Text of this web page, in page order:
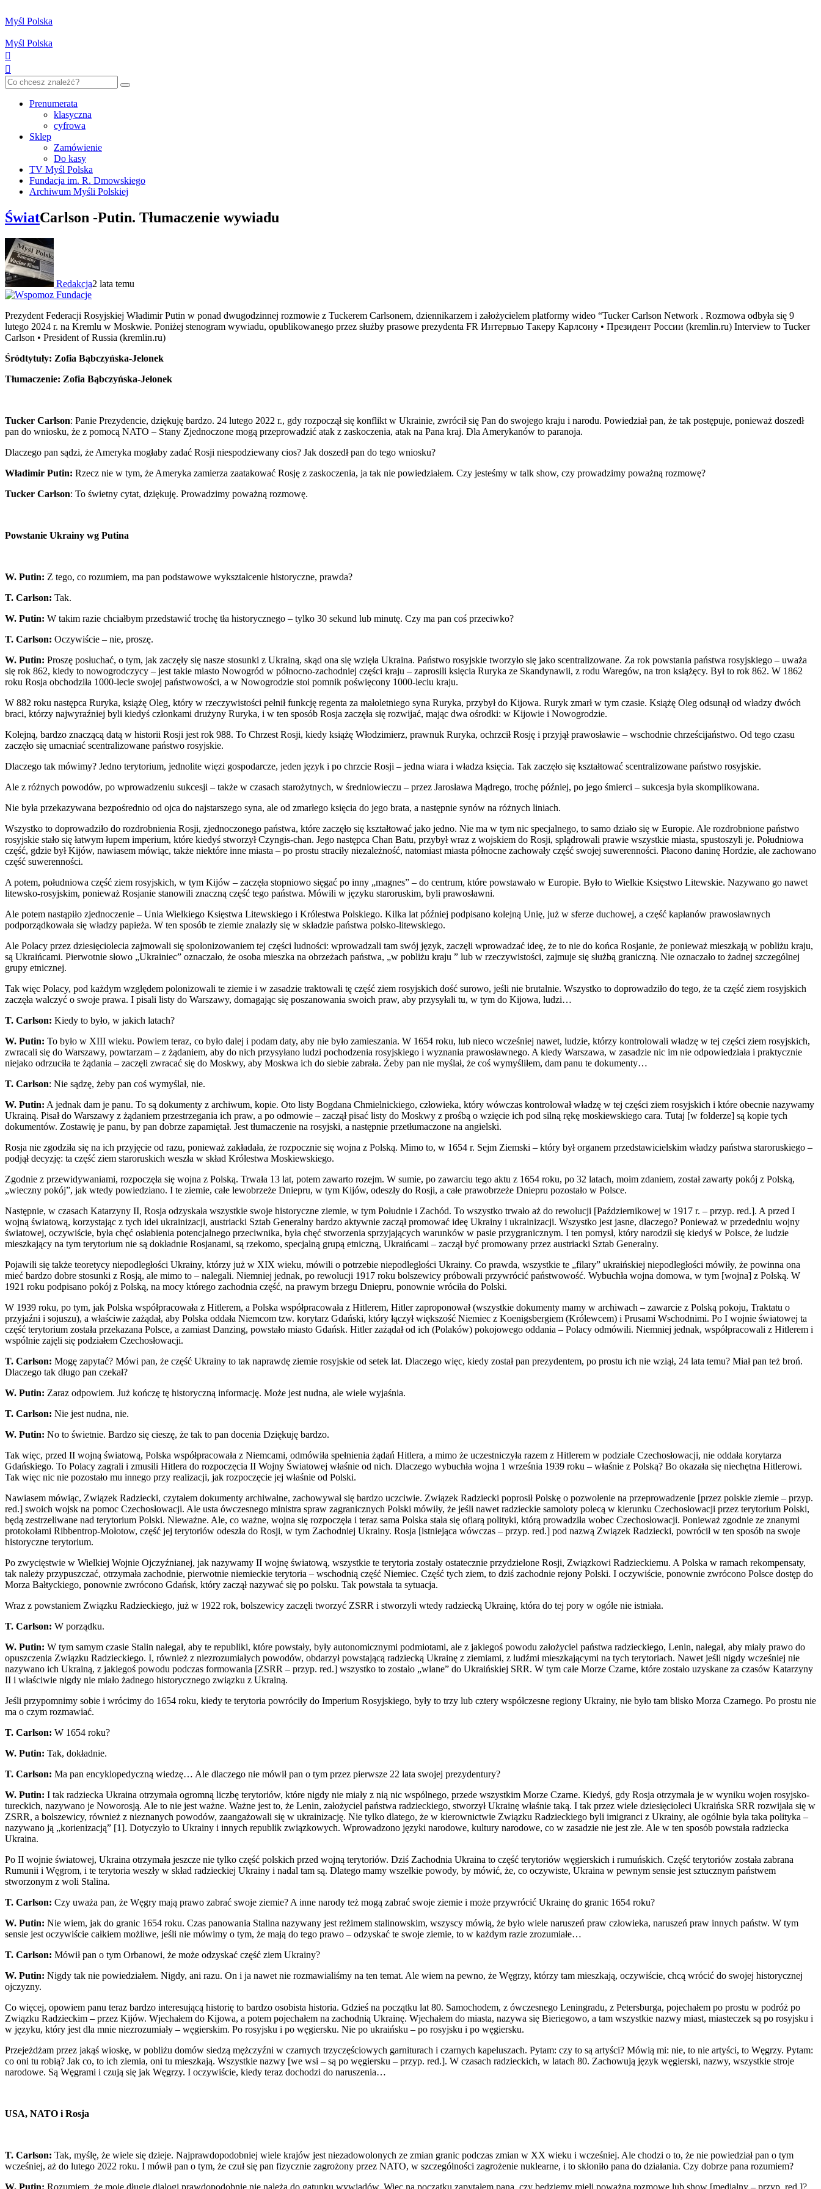
Myśl Polska
Myśl Polska
Prenumerata
klasyczna
cyfrowa
Sklep
Zamówienie
Do kasy
TV Myśl Polska
Fundacja im. R. Dmowskiego
Archiwum Myśli Polskiej
ŚwiatCarlson -Putin. Tłumaczenie wywiadu
Redakcja2 lata temu
Prezydent Federacji Rosyjskiej Władimir Putin w ponad dwugodzinnej rozmowie z Tuckerem Carlsonem, dziennikarzem i założycielem platformy wideo “Tucker Carlson Network . Rozmowa odbyła się 9
lutego 2024 r. na Kremlu w Moskwie. Poniżej stenogram wywiadu, opublikowanego przez służby prasowe prezydenta FR Интервью Такеру Карлсону • Президент России (kremlin.ru) Interview to Tucker
Carlson • President of Russia (kremlin.ru)
Śródtytuły: Zofia Bąbczyńska-Jelonek
Tłumaczenie: Zofia Bąbczyńska-Jelonek
Tucker Carlson: Panie Prezydencie, dziękuję bardzo. 24 lutego 2022 r., gdy rozpoczął się konflikt w Ukrainie, zwrócił się Pan do swojego kraju i narodu. Powiedział pan, że tak postępuje, ponieważ doszedł
pan do wniosku, że z pomocą NATO – Stany Zjednoczone mogą przeprowadzić atak z zaskoczenia, atak na Pana kraj. Dla Amerykanów to paranoja.
Dlaczego pan sądzi, że Ameryka mogłaby zadać Rosji niespodziewany cios? Jak doszedł pan do tego wniosku?
Władimir Putin: Rzecz nie w tym, że Ameryka zamierza zaatakować Rosję z zaskoczenia, ja tak nie powiedziałem. Czy jesteśmy w talk show, czy prowadzimy poważną rozmowę?
Tucker Carlson: To świetny cytat, dziękuję. Prowadzimy poważną rozmowę.
Powstanie Ukrainy wg Putina
W. Putin: Z tego, co rozumiem, ma pan podstawowe wykształcenie historyczne, prawda?
T. Carlson: Tak.
W. Putin: W takim razie chciałbym przedstawić trochę tła historycznego – tylko 30 sekund lub minutę. Czy ma pan coś przeciwko?
T. Carlson: Oczywiście – nie, proszę.
W. Putin: Proszę posłuchać, o tym, jak zaczęły się nasze stosunki z Ukrainą, skąd ona się wzięła Ukraina. Państwo rosyjskie tworzyło się jako scentralizowane. Za rok powstania państwa rosyjskiego – uważa
się rok 862, kiedy to nowogrodczycy – jest takie miasto Nowogród w północno-zachodniej części kraju – zaprosili księcia Ruryka ze Skandynawii, z rodu Waregów, na tron książęcy. Był to rok 862. W 1862
roku Rosja obchodziła 1000-lecie swojej państwowości, a w Nowogrodzie stoi pomnik poświęcony 1000-leciu kraju.
W 882 roku następca Ruryka, książę Oleg, który w rzeczywistości pełnił funkcję regenta za małoletniego syna Ruryka, przybył do Kijowa. Ruryk zmarł w tym czasie. Książę Oleg odsunął od władzy dwóch
braci, którzy najwyraźniej byli kiedyś członkami drużyny Ruryka, i w ten sposób Rosja zaczęła się rozwijać, mając dwa ośrodki: w Kijowie i Nowogrodzie.
Kolejną, bardzo znaczącą datą w historii Rosji jest rok 988. To Chrzest Rosji, kiedy książę Włodzimierz, prawnuk Ruryka, ochrzcił Rosję i przyjął prawosławie – wschodnie chrześcijaństwo. Od tego czasu
zaczęło się umacniać scentralizowane państwo rosyjskie.
Dlaczego tak mówimy? Jedno terytorium, jednolite więzi gospodarcze, jeden język i po chrzcie Rosji – jedna wiara i władza księcia. Tak zaczęło się kształtować scentralizowane państwo rosyjskie.
Ale z różnych powodów, po wprowadzeniu sukcesji – także w czasach starożytnych, w średniowieczu – przez Jarosława Mądrego, trochę później, po jego śmierci – sukcesja była skomplikowana.
Nie była przekazywana bezpośrednio od ojca do najstarszego syna, ale od zmarłego księcia do jego brata, a następnie synów na różnych liniach.
Wszystko to doprowadziło do rozdrobnienia Rosji, zjednoczonego państwa, które zaczęło się kształtować jako jedno. Nie ma w tym nic specjalnego, to samo działo się w Europie. Ale rozdrobnione państwo
rosyjskie stało się łatwym łupem imperium, które kiedyś stworzył Czyngis-chan. Jego następca Chan Batu, przybył wraz z wojskiem do Rosji, splądrowali prawie wszystkie miasta, spustoszyli je. Południowa
część, gdzie był Kijów, nawiasem mówiąc, także niektóre inne miasta – po prostu straciły niezależność, natomiast miasta północne zachowały część swojej suwerenności. Płacono daninę Hordzie, ale zachowano
część suwerenności.
A potem, południowa część ziem rosyjskich, w tym Kijów – zaczęła stopniowo sięgać po inny „magnes” – do centrum, które powstawało w Europie. Było to Wielkie Księstwo Litewskie. Nazywano go nawet
litewsko-rosyjskim, ponieważ Rosjanie stanowili znaczną część tego państwa. Mówili w języku staroruskim, byli prawosławni.
Ale potem nastąpiło zjednoczenie – Unia Wielkiego Księstwa Litewskiego i Królestwa Polskiego. Kilka lat później podpisano kolejną Unię, już w sferze duchowej, a część kapłanów prawosławnych
podporządkowała się władzy papieża. W ten sposób te ziemie znalazły się w składzie państwa polsko-litewskiego.
Ale Polacy przez dziesięciolecia zajmowali się spolonizowaniem tej części ludności: wprowadzali tam swój język, zaczęli wprowadzać ideę, że to nie do końca Rosjanie, że ponieważ mieszkają w pobliżu kraju,
są Ukraińcami. Pierwotnie słowo „Ukrainiec” oznaczało, że osoba mieszka na obrzeżach państwa, „w pobliżu kraju ” lub w rzeczywistości, zajmuje się służbą graniczną. Nie oznaczało to żadnej szczególnej
grupy etnicznej.
Tak więc Polacy, pod każdym względem polonizowali te ziemie i w zasadzie traktowali tę część ziem rosyjskich dość surowo, jeśli nie brutalnie. Wszystko to doprowadziło do tego, że ta część ziem rosyjskich
zaczęła walczyć o swoje prawa. I pisali listy do Warszawy, domagając się poszanowania swoich praw, aby przysyłali tu, w tym do Kijowa, ludzi…
T. Carlson: Kiedy to było, w jakich latach?
W. Putin: To było w XIII wieku. Powiem teraz, co było dalej i podam daty, aby nie było zamieszania. W 1654 roku, lub nieco wcześniej nawet, ludzie, którzy kontrolowali władzę w tej części ziem rosyjskich,
zwracali się do Warszawy, powtarzam – z żądaniem, aby do nich przysyłano ludzi pochodzenia rosyjskiego i wyznania prawosławnego. A kiedy Warszawa, w zasadzie nic im nie odpowiedziała i praktycznie
niejako odrzuciła te żądania – zaczęli zwracać się do Moskwy, aby Moskwa ich do siebie zabrała. Żeby pan nie myślał, że coś wymyśliłem, dam panu te dokumenty…
T. Carlson: Nie sądzę, żeby pan coś wymyślał, nie.
W. Putin: A jednak dam je panu. To są dokumenty z archiwum, kopie. Oto listy Bogdana Chmielnickiego, człowieka, który wówczas kontrolował władzę w tej części ziem rosyjskich i które obecnie nazywamy
Ukrainą. Pisał do Warszawy z żądaniem przestrzegania ich praw, a po odmowie – zaczął pisać listy do Moskwy z prośbą o wzięcie ich pod silną rękę moskiewskiego cara. Tutaj [w folderze] są kopie tych
dokumentów. Zostawię je panu, by pan dobrze zapamiętał. Jest tłumaczenie na rosyjski, a następnie przetłumaczone na angielski.
Rosja nie zgodziła się na ich przyjęcie od razu, ponieważ zakładała, że rozpocznie się wojna z Polską. Mimo to, w 1654 r. Sejm Ziemski – który był organem przedstawicielskim władzy państwa staroruskiego –
podjął decyzję: ta część ziem staroruskich weszła w skład Królestwa Moskiewskiego.
Zgodnie z przewidywaniami, rozpoczęła się wojna z Polską. Trwała 13 lat, potem zawarto rozejm. W sumie, po zawarciu tego aktu z 1654 roku, po 32 latach, moim zdaniem, został zawarty pokój z Polską,
„wieczny pokój”, jak wtedy powiedziano. I te ziemie, całe lewobrzeże Dniepru, w tym Kijów, odeszły do Rosji, a całe prawobrzeże Dniepru pozostało w Polsce.
Następnie, w czasach Katarzyny II, Rosja odzyskała wszystkie swoje historyczne ziemie, w tym Południe i Zachód. To wszystko trwało aż do rewolucji [Październikowej w 1917 r. – przyp. red.]. A przed I
wojną światową, korzystając z tych idei ukrainizacji, austriacki Sztab Generalny bardzo aktywnie zaczął promować ideę Ukrainy i ukrainizacji. Wszystko jest jasne, dlaczego? Ponieważ w przededniu wojny
światowej, oczywiście, była chęć osłabienia potencjalnego przeciwnika, była chęć stworzenia sprzyjających warunków w pasie przygranicznym. I ten pomysł, który narodził się kiedyś w Polsce, że ludzie
mieszkający na tym terytorium nie są dokładnie Rosjanami, są rzekomo, specjalną grupą etniczną, Ukraińcami – zaczął być promowany przez austriacki Sztab Generalny.
Pojawili się także teoretycy niepodległości Ukrainy, którzy już w XIX wieku, mówili o potrzebie niepodległości Ukrainy. Co prawda, wszystkie te „filary” ukraińskiej niepodległości mówiły, że powinna ona
mieć bardzo dobre stosunki z Rosją, ale mimo to – nalegali. Niemniej jednak, po rewolucji 1917 roku bolszewicy próbowali przywrócić państwowość. Wybuchła wojna domowa, w tym [wojna] z Polską. W
1921 roku podpisano pokój z Polską, na mocy którego zachodnia część, na prawym brzegu Dniepru, ponownie wróciła do Polski.
W 1939 roku, po tym, jak Polska współpracowała z Hitlerem, a Polska współpracowała z Hitlerem, Hitler zaproponował (wszystkie dokumenty mamy w archiwach – zawarcie z Polską pokoju, Traktatu o
przyjaźni i sojuszu), a właściwie zażądał, aby Polska oddała Niemcom tzw. korytarz Gdański, który łączył większość Niemiec z Koenigsbergiem (Królewcem) i Prusami Wschodnimi. Po I wojnie światowej ta
część terytorium została przekazana Polsce, a zamiast Danzing, powstało miasto Gdańsk. Hitler zażądał od ich (Polaków) pokojowego oddania – Polacy odmówili. Niemniej jednak, współpracowali z Hitlerem i
wspólnie zajęli się podziałem Czechosłowacji.
T. Carlson: Mogę zapytać? Mówi pan, że część Ukrainy to tak naprawdę ziemie rosyjskie od setek lat. Dlaczego więc, kiedy został pan prezydentem, po prostu ich nie wziął, 24 lata temu? Miał pan też broń.
Dlaczego tak długo pan czekał?
W. Putin: Zaraz odpowiem. Już kończę tę historyczną informację. Może jest nudna, ale wiele wyjaśnia.
T. Carlson: Nie jest nudna, nie.
W. Putin: No to świetnie. Bardzo się cieszę, że tak to pan docenia Dziękuję bardzo.
Tak więc, przed II wojną światową, Polska współpracowała z Niemcami, odmówiła spełnienia żądań Hitlera, a mimo że uczestniczyła razem z Hitlerem w podziale Czechosłowacji, nie oddała korytarza
Gdańskiego. To Polacy zagrali i zmusili Hitlera do rozpoczęcia II Wojny Światowej właśnie od nich. Dlaczego wybuchła wojna 1 września 1939 roku – właśnie z Polską? Bo okazała się niechętna Hitlerowi.
Tak więc nic nie pozostało mu innego przy realizacji, jak rozpoczęcie jej właśnie od Polski.
Nawiasem mówiąc, Związek Radziecki, czytałem dokumenty archiwalne, zachowywał się bardzo uczciwie. Związek Radziecki poprosił Polskę o pozwolenie na przeprowadzenie [przez polskie ziemie – przyp.
red.] swoich wojsk na pomoc Czechosłowacji. Ale usta ówczesnego ministra spraw zagranicznych Polski mówiły, że jeśli nawet radzieckie samoloty polecą w kierunku Czechosłowacji przez terytorium Polski,
będą zestrzeliwane nad terytorium Polski. Nieważne. Ale, co ważne, wojna się rozpoczęła i teraz sama Polska stała się ofiarą polityki, którą prowadziła wobec Czechosłowacji. Ponieważ zgodnie ze znanymi
protokołami Ribbentrop-Mołotow, część jej terytoriów odeszła do Rosji, w tym Zachodniej Ukrainy. Rosja [istniejąca wówczas – przyp. red.] pod nazwą Związek Radziecki, powrócił w ten sposób na swoje
historyczne terytorium.
Po zwycięstwie w Wielkiej Wojnie Ojczyźnianej, jak nazywamy II wojnę światową, wszystkie te terytoria zostały ostatecznie przydzielone Rosji, Związkowi Radzieckiemu. A Polska w ramach rekompensaty,
tak należy przypuszczać, otrzymała zachodnie, pierwotnie niemieckie terytoria – wschodnią część Niemiec. Część tych ziem, to dziś zachodnie rejony Polski. I oczywiście, ponownie zwrócono Polsce dostęp do
Morza Bałtyckiego, ponownie zwrócono Gdańsk, który zaczął nazywać się po polsku. Tak powstała ta sytuacja.
Wraz z powstaniem Związku Radzieckiego, już w 1922 rok, bolszewicy zaczęli tworzyć ZSRR i stworzyli wtedy radziecką Ukrainę, która do tej pory w ogóle nie istniała.
T. Carlson: W porządku.
W. Putin: W tym samym czasie Stalin nalegał, aby te republiki, które powstały, były autonomicznymi podmiotami, ale z jakiegoś powodu założyciel państwa radzieckiego, Lenin, nalegał, aby miały prawo do
opuszczenia Związku Radzieckiego. I, również z niezrozumiałych powodów, obdarzył powstającą radziecką Ukrainę z ziemiami, z ludźmi mieszkającymi na tych terytoriach. Nawet jeśli nigdy wcześniej nie
nazywano ich Ukrainą, z jakiegoś powodu podczas formowania [ZSRR – przyp. red.] wszystko to zostało „wlane” do Ukraińskiej SRR. W tym całe Morze Czarne, które zostało uzyskane za czasów Katarzyny
II i właściwie nigdy nie miało żadnego historycznego związku z Ukrainą.
Jeśli przypomnimy sobie i wrócimy do 1654 roku, kiedy te terytoria powróciły do Imperium Rosyjskiego, były to trzy lub cztery współczesne regiony Ukrainy, nie było tam blisko Morza Czarnego. Po prostu nie
ma o czym rozmawiać.
T. Carlson: W 1654 roku?
W. Putin: Tak, dokładnie.
T. Carlson: Ma pan encyklopedyczną wiedzę… Ale dlaczego nie mówił pan o tym przez pierwsze 22 lata swojej prezydentury?
W. Putin: I tak radziecka Ukraina otrzymała ogromną liczbę terytoriów, które nigdy nie miały z nią nic wspólnego, przede wszystkim Morze Czarne. Kiedyś, gdy Rosja otrzymała je w wyniku wojen rosyjsko-
tureckich, nazywano je Noworosją. Ale to nie jest ważne. Ważne jest to, że Lenin, założyciel państwa radzieckiego, stworzył Ukrainę właśnie taką. I tak przez wiele dziesięcioleci Ukraińska SRR rozwijała się w
ZSRR, a bolszewicy, również z nieznanych powodów, zaangażowali się w ukrainizację. Nie tylko dlatego, że w kierownictwie Związku Radzieckiego byli imigranci z Ukrainy, ale ogólnie była taka polityka –
nazywano ją „korienizacją” [1]. Dotyczyło to Ukrainy i innych republik związkowych. Wprowadzono języki narodowe, kultury narodowe, co w zasadzie nie jest złe. Ale w ten sposób powstała radziecka
Ukraina.
Po II wojnie światowej, Ukraina otrzymała jeszcze nie tylko część polskich przed wojną terytoriów. Dziś Zachodnia Ukraina to część terytoriów węgierskich i rumuńskich. Część terytoriów została zabrana
Rumunii i Węgrom, i te terytoria weszły w skład radzieckiej Ukrainy i nadal tam są. Dlatego mamy wszelkie powody, by mówić, że, co oczywiste, Ukraina w pewnym sensie jest sztucznym państwem
stworzonym z woli Stalina.
T. Carlson: Czy uważa pan, że Węgry mają prawo zabrać swoje ziemie? A inne narody też mogą zabrać swoje ziemie i może przywrócić Ukrainę do granic 1654 roku?
W. Putin: Nie wiem, jak do granic 1654 roku. Czas panowania Stalina nazywany jest reżimem stalinowskim, wszyscy mówią, że było wiele naruszeń praw człowieka, naruszeń praw innych państw. W tym
sensie jest oczywiście całkiem możliwe, jeśli nie mówimy o tym, że mają do tego prawo – odzyskać te swoje ziemie, to w każdym razie zrozumiałe…
T. Carlson: Mówił pan o tym Orbanowi, że może odzyskać część ziem Ukrainy?
W. Putin: Nigdy tak nie powiedziałem. Nigdy, ani razu. On i ja nawet nie rozmawialiśmy na ten temat. Ale wiem na pewno, że Węgrzy, którzy tam mieszkają, oczywiście, chcą wrócić do swojej historycznej
ojczyzny.
Co więcej, opowiem panu teraz bardzo interesującą historię to bardzo osobista historia. Gdzieś na początku lat 80. Samochodem, z ówczesnego Leningradu, z Petersburga, pojechałem po prostu w podróż po
Związku Radzieckim – przez Kijów. Wjechałem do Kijowa, a potem pojechałem na zachodnią Ukrainę. Wjechałem do miasta, nazywa się Bieriegowo, a tam wszystkie nazwy miast, miasteczek są po rosyjsku i
w języku, który jest dla mnie niezrozumiały – węgierskim. Po rosyjsku i po węgiersku. Nie po ukraińsku – po rosyjsku i po węgiersku.
Przejeżdżam przez jakąś wioskę, w pobliżu domów siedzą mężczyźni w czarnych trzyczęściowych garniturach i czarnych kapeluszach. Pytam: czy to są artyści? Mówią mi: nie, to nie artyści, to Węgrzy. Pytam:
co oni tu robią? Jak co, to ich ziemia, oni tu mieszkają. Wszystkie nazwy [we wsi – są po węgiersku – przyp. red.]. W czasach radzieckich, w latach 80. Zachowują język węgierski, nazwy, wszystkie stroje
narodowe. Są Węgrami i czują się jak Węgrzy. I oczywiście, kiedy teraz dochodzi do naruszenia…
USA, NATO i Rosja
T. Carlson: Tak, myślę, że wiele się dzieje. Najprawdopodobniej wiele krajów jest niezadowolonych ze zmian granic podczas zmian w XX wieku i wcześniej. Ale chodzi o to, że nie powiedział pan o tym
wcześniej, aż do lutego 2022 roku. I mówił pan o tym, że czuł się pan fizycznie zagrożony przez NATO, w szczególności zagrożenie nuklearne, i to skłoniło pana do działania. Czy dobrze pana rozumiem?
W. Putin: Rozumiem, że moje długie dialogi prawdopodobnie nie należą do gatunku wywiadów. Więc na początku zapytałem pana, czy będziemy mieli poważną rozmowę lub show [medialny – przyp. red.]?